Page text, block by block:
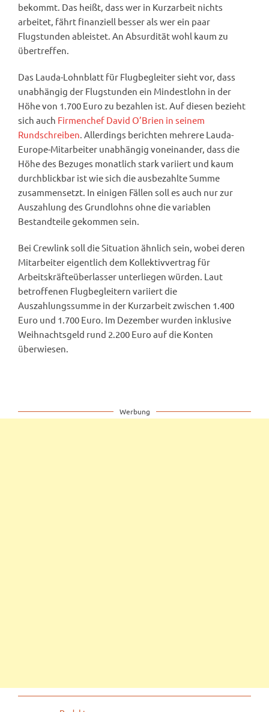
bekommt. Das heißt, dass wer in Kurzarbeit nichts
arbeitet, fährt finanziell besser als wer ein paar
Flugstunden ableistet. An Absurdität wohl kaum zu
übertreffen.
Das Lauda-Lohnblatt für Flugbegleiter sieht vor, dass
unabhängig der Flugstunden ein Mindestlohn in der
Höhe von 1.700 Euro zu bezahlen ist. Auf diesen bezieht
sich auch Firmenchef David O’Brien in seinem
Rundschreiben. Allerdings berichten mehrere Lauda-
Europe-Mitarbeiter unabhängig voneinander, dass die
Höhe des Bezuges monatlich stark variiert und kaum
durchblickbar ist wie sich die ausbezahlte Summe
zusammensetzt. In einigen Fällen soll es auch nur zur
Auszahlung des Grundlohns ohne die variablen
Bestandteile gekommen sein.
Bei Crewlink soll die Situation ähnlich sein, wobei deren
Mitarbeiter eigentlich dem Kollektivvertrag für
Arbeitskräfteüberlasser unterliegen würden. Laut
betroffenen Flugbegleitern variiert die
Auszahlungssumme in der Kurzarbeit zwischen 1.400
Euro und 1.700 Euro. Im Dezember wurden inklusive
Weihnachtsgeld rund 2.200 Euro auf die Konten
überwiesen.
Werbung